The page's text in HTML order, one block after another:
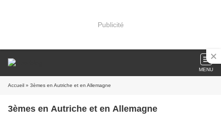
Publicité
MENU
Accueil » 3èmes en Autriche et en Allemagne
3èmes en Autriche et en Allemagne